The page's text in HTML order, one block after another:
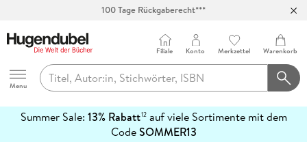
100 Tage Rückgaberecht***
Hugendubel
Menu
Filiale Konto Merkzettel Warenkorb
Summer Sale: 13% Rabatt12auf viele Sortimente mit dem
CodeSOMMER13
erfahren